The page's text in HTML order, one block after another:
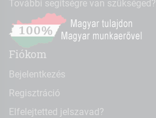
További segítségre van szükséged?
Fiókom
Bejelentkezés
Regisztráció
Elfelejtetted jelszavad?